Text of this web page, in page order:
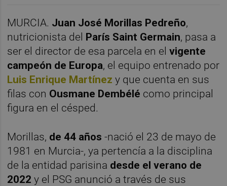
MURCIA. Juan José Morillas Pedreño,
nutricionista del París Saint Germain, pasa a
ser el director de esa parcela en elvigente
campeón de Europa, el equipo entrenado por
Luis Enrique Martínez y que cuenta en sus
filas con Ousmane Dembélé como principal
figura en el césped.
Morillas, de 44 años-nació el 23 de mayo de
1981 en Murcia-, ya pertencía a la disciplina
de la entidad parisina desde el verano de
2022 y el PSG anunció a través de sus